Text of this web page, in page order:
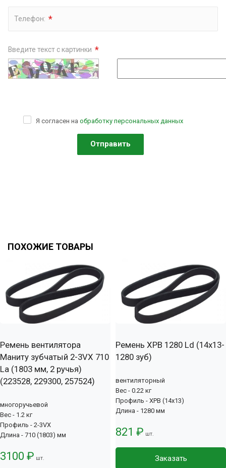
Телефон: *
Введите текст с картинки *
Я согласен на обработку персональных данных
ПОХОЖИЕ ТОВАРЫ
Ремень вентилятора
Маниту зубчатый 2-3VX 710
La (1803 мм, 2 ручья)
(223528, 229300, 257524)
многоручьевой
Вес - 1.2 кг
Профиль - 2-3VX
Длина - 710 (1803) мм
3100 ₽ шт.
Ремень XPB 1280 Ld (14х13-
1280 зуб)
вентиляторный
Вес - 0.22 кг
Профиль - XPB (14x13)
Длина - 1280 мм
821 ₽ шт.
Заказать